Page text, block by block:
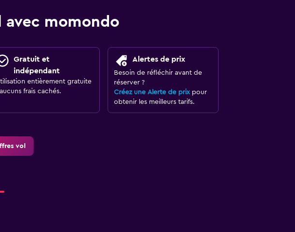
avec momondo
Gratuit et
indépendant
entièrement gratuite
frais cachés.
Alertes de prix
Besoin de réfléchir avant de
réserver ?
Créez une Alerte de prixpour
obtenir les meilleurs tarifs.
vol